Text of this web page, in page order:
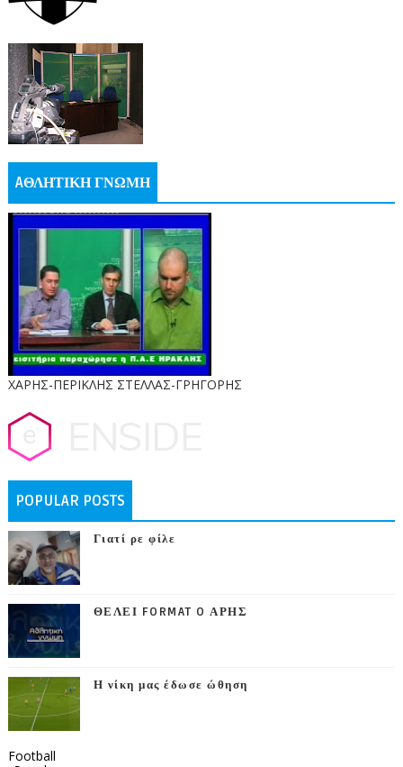
AΘΛΗΤΙΚΗ ΓΝΩΜΗ
ΧΑΡΗΣ-ΠΕΡΙΚΛΗΣ ΣΤΕΛΛΑΣ-ΓΡΗΓΟΡΗΣ
POPULAR POSTS
Γιατί ρε φίλε
ΘΕΛΕΙ FORMAT O ΑΡΗΣ
Η νίκη μας έδωσε ώθηση
Football